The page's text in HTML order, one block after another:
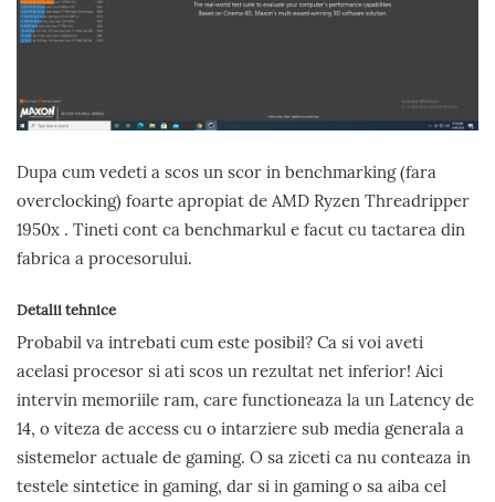
Dupa cum vedeti a scos un scor in benchmarking (fara
overclocking) foarte apropiat de AMD Ryzen Threadripper
1950x . Tineti cont ca benchmarkul e facut cu tactarea din
fabrica a procesorului.
Detalii tehnice
Probabil va intrebati cum este posibil? Ca si voi aveti
acelasi procesor si ati scos un rezultat net inferior! Aici
intervin memoriile ram, care functioneaza la un Latency de
14, o viteza de access cu o intarziere sub media generala a
sistemelor actuale de gaming. O sa ziceti ca nu conteaza in
testele sintetice in gaming, dar si in gaming o sa aiba cel